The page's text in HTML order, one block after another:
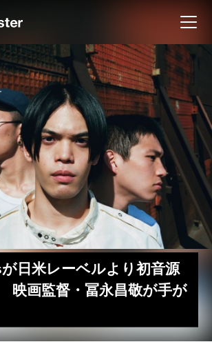
日米レーベルより初音源
映画監督・冨永昌敬が手が